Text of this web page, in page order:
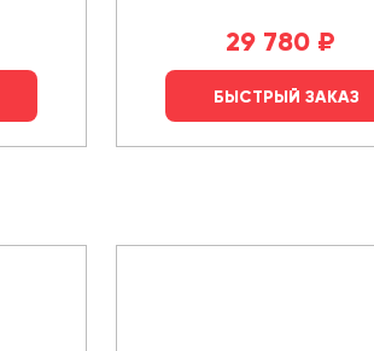
29 780 ₽
БЫСТРЫЙ ЗАКАЗ